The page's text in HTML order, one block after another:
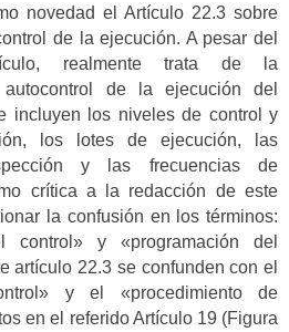
novedad el Artículo 22.3 sobre
de la ejecución. A pesar del
realmente trata de la
autocontrol de la ejecución del
incluyen los niveles de control y
los lotes de ejecución, las
y las frecuencias de
crítica a la redacción de este
la confusión en los términos:
control» y «programación del
artículo 22.3 se confunden con el
y el «procedimiento de
en el referido Artículo 19 (Figura